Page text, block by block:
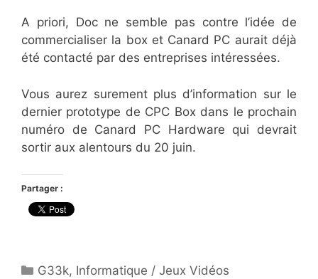
A priori, Doc ne semble pas contre l’idée de
commercialiser la box et Canard PC aurait déjà
été contacté par des entreprises intéressées.
Vous aurez surement plus d’information sur le
dernier prototype de CPC Box dans le prochain
numéro de Canard PC Hardware qui devrait
sortir aux alentours du 20 juin.
Partager :
Catégories
G33k, Informatique / Jeux Vidéos